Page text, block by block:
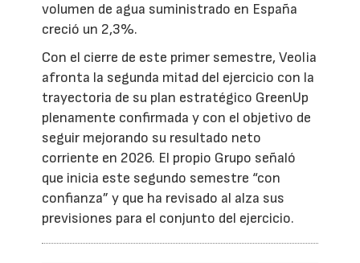
volumen de agua suministrado en España
creció un 2,3%.
Con el cierre de este primer semestre, Veolia
afronta la segunda mitad del ejercicio con la
trayectoria de su plan estratégico GreenUp
plenamente confirmada y con el objetivo de
seguir mejorando su resultado neto
corriente en 2026. El propio Grupo señaló
que inicia este segundo semestre “con
confianza” y que ha revisado al alza sus
previsiones para el conjunto del ejercicio.